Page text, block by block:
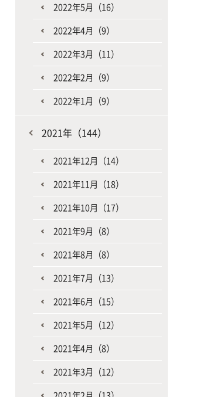
2022年5月（16）
2022年4月（9）
2022年3月（11）
2022年2月（9）
2022年1月（9）
2021年（144）
2021年12月（14）
2021年11月（18）
2021年10月（17）
2021年9月（8）
2021年8月（8）
2021年7月（13）
2021年6月（15）
2021年5月（12）
2021年4月（8）
2021年3月（12）